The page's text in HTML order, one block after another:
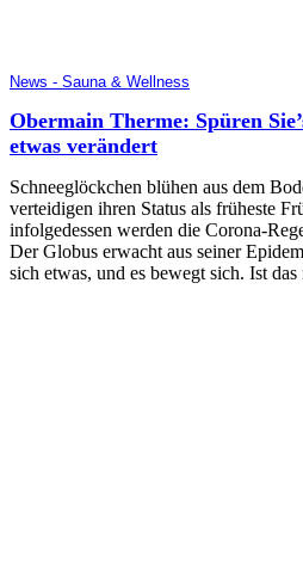
News - Sauna & Wellness
Obermain Therme: Spüren
etwas verändert
Schneeglöckchen blühen aus dem
verteidigen ihren Status als früheste
infolgedessen werden die Corona-
Der Globus erwacht aus seiner
sich etwas, und es bewegt sich. Ist